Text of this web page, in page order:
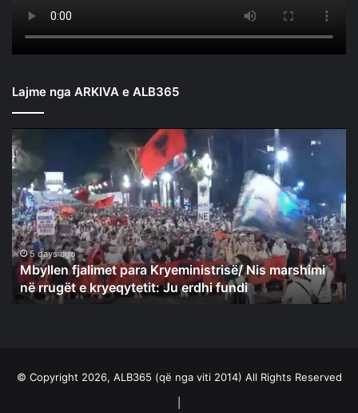
Lajme nga ARKIVA e ALB365
Mbyllen
fjalimet
para
Kryeministrisë/
Nis
marshimi
në
rrugët
kryeqytetit:
5 days ago
Mbyllen fjalimet para Kryeministrisë/ Nis marshimi
në rrugët e kryeqytetit: Ju erdhi fundi
© Copyright 2026, ALB365 (që nga viti 2014) All Rights Reserved